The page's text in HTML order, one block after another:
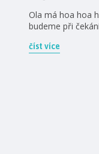
Ola má hoa hoa
budeme při
číst více